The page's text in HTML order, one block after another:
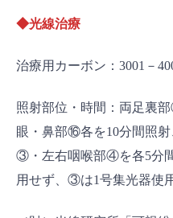
◆光線治療
治療用カーボン：3001－
照射部位・時間：両足裏
眼・鼻部⑯各を10分間照
③・左右咽喉部④を各5
用せず、③は1号集光器使